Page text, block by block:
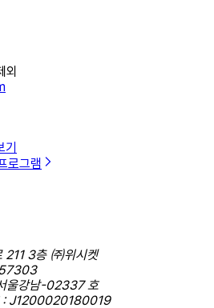
외
로그램
211 3층 ㈜위시켓
울강남-02337 호
: J1200020180019